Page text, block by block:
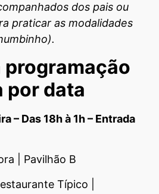
dos pais ou
praticar as modalidades
programação
por data
– Das 18h à 1h – Entrada
| Pavilhão B
Típico |